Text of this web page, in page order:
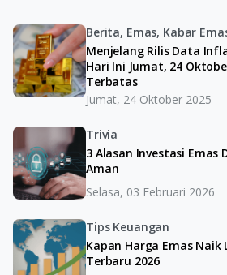
Berita, Emas, Kabar
Menjelang Rilis Data
Hari Ini Jumat, 24
Terbatas
Jumat, 24 Oktober 2025
Trivia
3 Alasan Investasi Emas
Aman
Selasa, 03 Februari 2026
Tips Keuangan
Kapan Harga Emas Naik
Terbaru 2026